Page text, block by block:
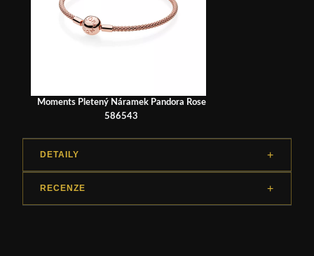
Moments Pletený Náramek Pandora Rose
586543
DETAILY
RECENZE